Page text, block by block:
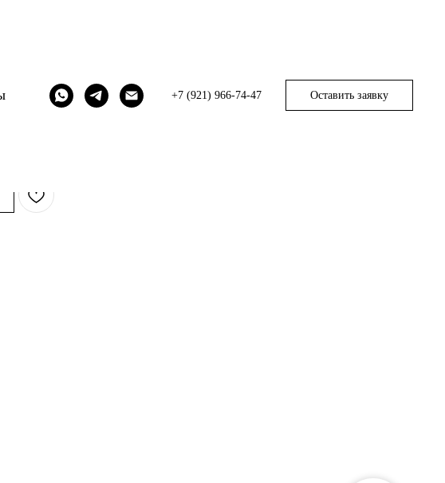
+7 (921) 966-74-47 Оставить заявку